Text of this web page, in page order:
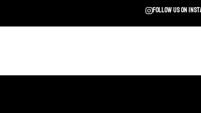
Follow us on